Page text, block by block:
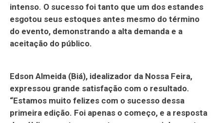
intenso. O sucesso foi tanto que um dos estandes
esgotou seus estoques antes mesmo do término
do evento, demonstrando a alta demanda e a
aceitação do público.
Edson Almeida (Biá), idealizador da Nossa Feira,
expressou grande satisfação com o resultado.
“Estamos muito felizes com o sucesso dessa
primeira edição. Foi apenas o começo, e a resposta